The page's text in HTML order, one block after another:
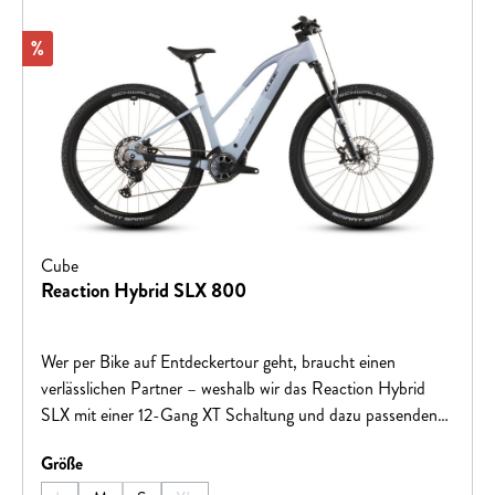
Rabatt
%
Cube
Reaction Hybrid SLX 800
Wer per Bike auf Entdeckertour geht, braucht einen
verlässlichen Partner – weshalb wir das Reaction Hybrid
SLX mit einer 12-Gang XT Schaltung und dazu passenden
bestückt haben. Beide arbeiten superzuverlässig und sind
Größeauswählen